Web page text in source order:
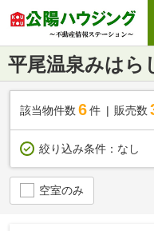
平尾温泉みはら
該当物件数 6件 販売数
絞り込み条件： なし
空室のみ